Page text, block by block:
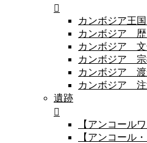
カンボジア王
カンボジア 歴
カンボジア
カンボジア 宗
カンボジア 渡
カンボジア 注
遺跡
【アンコール
【アンコール